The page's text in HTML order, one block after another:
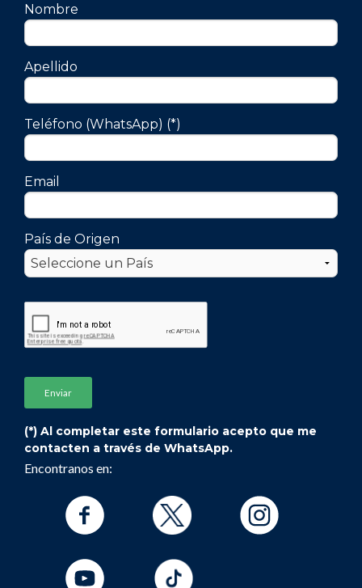
Nombre
Apellido
Teléfono (WhatsApp) (*)
Email
País de Origen
(*) Al completar este formulario acepto que me
contacten a través de WhatsApp.
Encontranos en: